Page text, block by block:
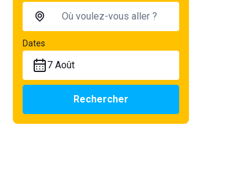
Dates
7 Août
Rechercher